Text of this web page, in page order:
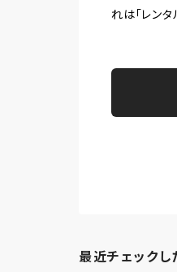
れは「レンタ
最近チェックし